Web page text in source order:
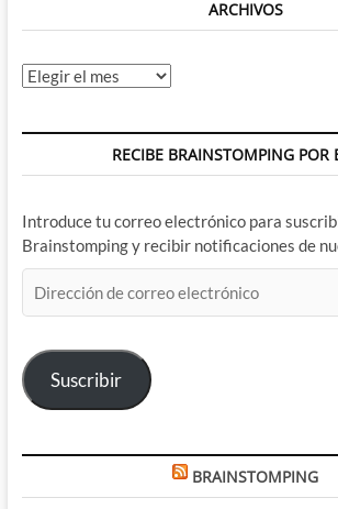
ARCHIVOS
Archivos
RECIBE BRAINSTOMPING POR
Introduce tu correo electrónico para
Brainstomping y recibir notificaciones de
de
electrónico
Suscribir
BRAINSTOMPING